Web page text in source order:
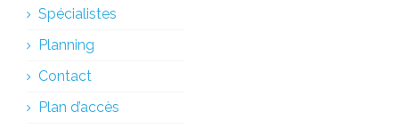
Spécialistes
Planning
Contact
Plan d’accès